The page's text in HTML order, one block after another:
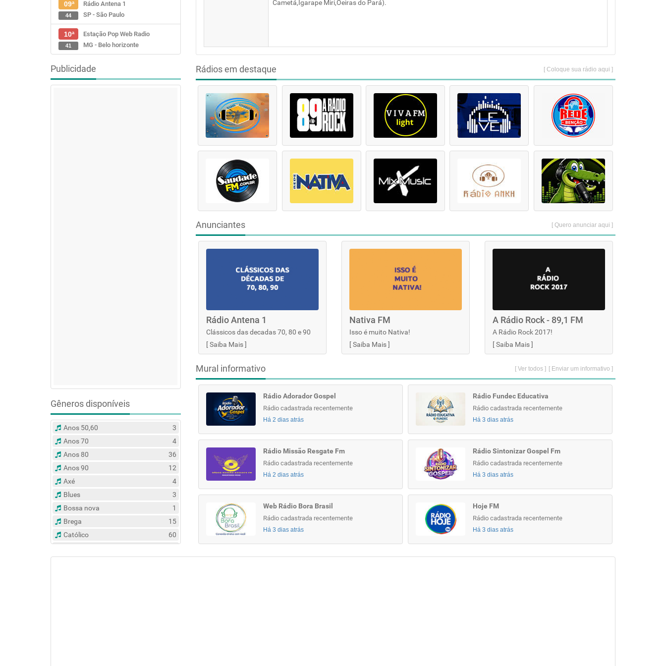
09ª
Rádio Antena 1
SP - São Paulo
44
10ª
Estação Pop Web Radio
MG - Belo horizonte
41
Publicidade
Gêneros disponíveis
Anos 50,60
3
Anos 70
4
Anos 80
36
Anos 90
12
Axé
4
Blues
3
Bossa nova
1
Brega
15
Católico
60
Cametá,Igarape Miri,Oeiras do Pará).
Rádios em destaque [ Coloque sua rádio aqui ]
Anunciantes [ Quero anunciar aqui ]
Rádio Antena 1
Clássicos das decadas 70, 80 e 90
[Saiba Mais]
Nativa FM
Isso é muito Nativa!
[Saiba Mais]
A Rádio Rock - 89,1 FM
A Rádio Rock 2017!
[Saiba Mais]
Mural informativo [ Enviar um informativo ]
[ Ver todos ]
Rádio Adorador Gospel
Rádio cadastrada recentemente
Há 2 dias atrás
Rádio Fundec Educativa
Rádio cadastrada recentemente
Há 3 dias atrás
Rádio Missão Resgate Fm
Rádio cadastrada recentemente
Há 2 dias atrás
Rádio Sintonizar Gospel Fm
Rádio cadastrada recentemente
Há 3 dias atrás
Web Rádio Bora Brasil
Rádio cadastrada recentemente
Há 3 dias atrás
Hoje FM
Rádio cadastrada recentemente
Há 3 dias atrás